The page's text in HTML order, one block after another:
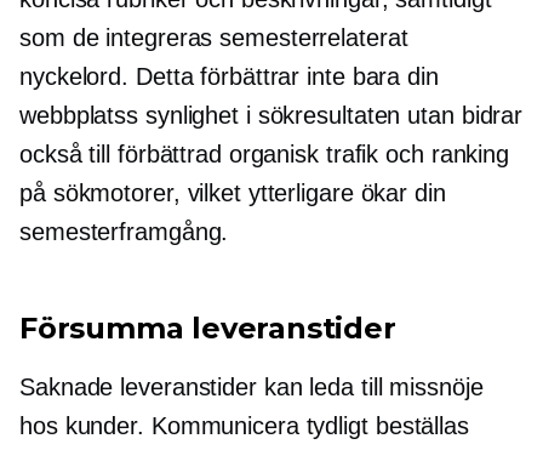
som de integrerassemesterrelaterat
nyckelord. Detta förbättrar inte bara din
webbplatss synlighet i sökresultaten utan bidrar
också till förbättrad organisk trafik och ranking
på sökmotorer, vilket ytterligare ökar din
semesterframgång.
Försumma leveranstider
Saknade leveranstider kan leda till missnöje
hos kunder. Kommunicera tydligt beställas